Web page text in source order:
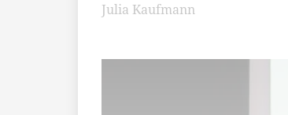
Julia Kaufmann